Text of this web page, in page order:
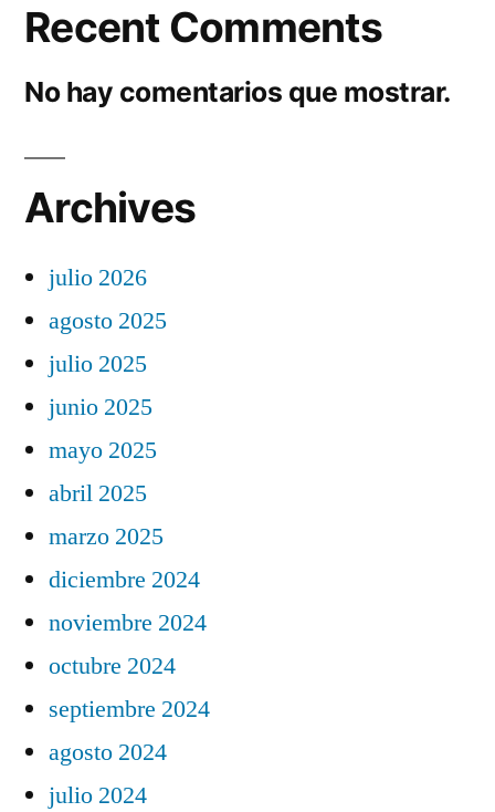
Recent Comments
No hay comentarios que mostrar.
Archives
julio 2026
agosto 2025
julio 2025
junio 2025
mayo 2025
abril 2025
marzo 2025
diciembre 2024
noviembre 2024
octubre 2024
septiembre 2024
agosto 2024
julio 2024